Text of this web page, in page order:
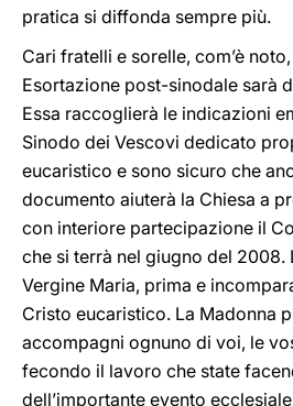
pratica si diffonda sempre più.
Cari fratelli e sorelle, com’è
Esortazione post-sinodale sarà
Essa raccoglierà le indicazioni
Sinodo dei Vescovi dedicato
eucaristico e sono sicuro che
documento aiuterà la Chiesa a
con interiore partecipazione il
che si terrà nel giugno del 2008.
Vergine Maria, prima e
Cristo eucaristico. La Madonna
accompagni ognuno di voi, le
fecondo il lavoro che state
dell’importante evento